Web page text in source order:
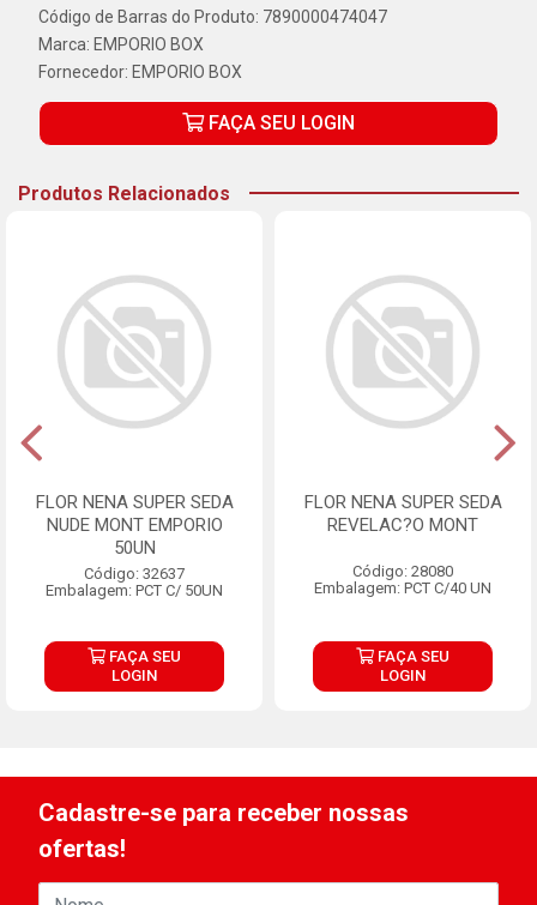
Código de Barras do Produto: 7890000474047
Marca: EMPORIO BOX
Fornecedor: EMPORIO BOX
FAÇA SEU LOGIN
Produtos Relacionados
FLOR NENA SUPER SEDA
NUDE MONT EMPORIO
50UN
Código: 32637
Embalagem: PCT C/ 50UN
FAÇA SEU
LOGIN
FLOR NENA SUPER SEDA
REVELAC?O MONT
Código: 28080
Embalagem: PCT C/40 UN
FAÇA SEU
LOGIN
Cadastre-se para receber nossas
ofertas!